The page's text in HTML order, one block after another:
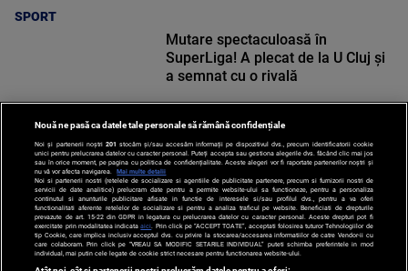
SPORT
SPORT
Mutare spectaculoasă în
SuperLiga! A plecat de la U Cluj și
a semnat cu o rivală
Nouă ne pasă ca datele tale personale să rămână confidențiale
Noi și partenerii noștri 201 stocăm și/sau accesăm informații pe dispozitivul dvs., precum identificatorii cookie
unici pentru prelucrarea datelor cu caracter personal. Puteți accepta sau gestiona alegerile dvs. făcând clic mai jos
sau în orice moment, pe pagina cu politica de confidențialitate. Aceste alegeri vor fi raportate partenerilor noștri și
nu vă vor afecta navigarea.
Mai multe detalii
Noi si partenerii nostri (retelele de socializare si agentiile de publicitate partenere, precum si furnizorii nostri de
servicii de date analitice) prelucram date pentru a permite website-ului sa functioneze, pentru a personaliza
continutul si anunturile publicitare afisate in functie de interesele si/sau profilul dvs., pentru a va oferi
functionalitati aferente retelelor de socializare si pentru a analiza traficul pe website. Beneficiati de drepturile
prevazute de art. 15-22 din GDPR in legatura cu prelucrarea datelor cu caracter personal. Aceste drepturi pot fi
exercitate prin modalitatea indicataaici . Prin click pe “ACCEPT TOATE”, acceptati folosirea tuturor Tehnologiilor de
tip Cookie, care implica inclusiv acceptul dvs. cu privire la stocarea/accesarea informatiilor de catre Vendor-ii cu
care colaboram. Prin click pe “VREAU SA MODIFIC SETARILE INDIVIDUAL” puteti schimba preferintele in mod
individual, mai putin cele legate de cookie strict necesare pentru functionarea website-ului.